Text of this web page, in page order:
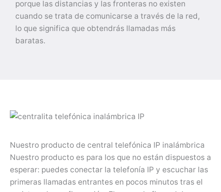
porque las distancias y las fronteras no existen
cuando se trata de comunicarse a través de la red,
lo que significa que obtendrás llamadas más
baratas.
Nuestro producto de central telefónica IP inalámbrica
Nuestro producto es para los que no están dispuestos a
esperar: puedes conectar la telefonía IP y escuchar las
primeras llamadas entrantes en pocos minutos tras el